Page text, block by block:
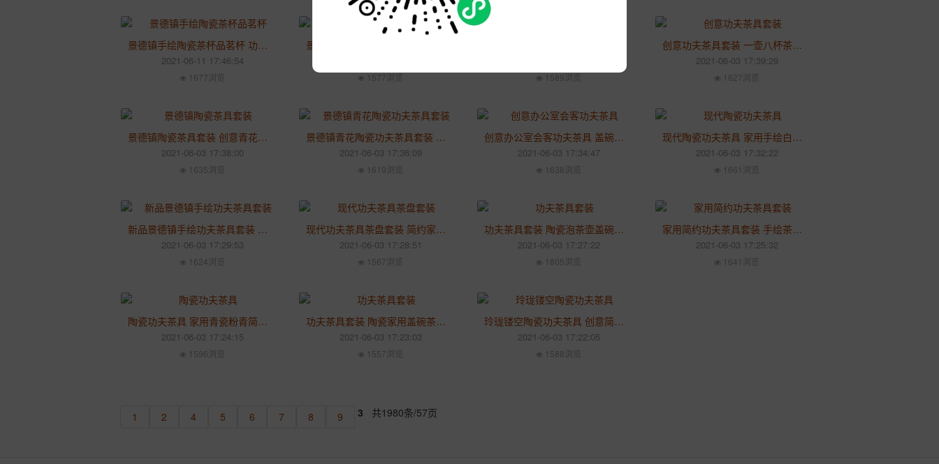
景德镇手绘陶瓷茶杯品茗杯 功夫茶具个人杯 青花瓷小斗笠单杯
2021-06-11 17:46:54
1677浏览 1577浏览 1589浏览
创意功夫茶具套装 一壶八杯茶具 简约便携式整套礼品陶瓷定制
2021-06-03 17:39:29
1627浏览
景德镇陶瓷茶具套装 创意青花提梁壶整套 泡茶家用礼品茶具
2021-06-03 17:38:00
1635浏览
景德镇青花陶瓷功夫茶具套装 粉彩盖碗茶壶 家用办公室茶具礼品
2021-06-03 17:36:09
1619浏览
创意办公室会客功夫茶具 盖碗茶具套装 家用陶瓷中式复古茶具
2021-06-03 17:34:47
1638浏览
现代陶瓷功夫茶具 家用手绘白瓷三才盖碗 创意整套茶杯泡茶壶
2021-06-03 17:32:22
1661浏览
新品景德镇手绘功夫茶具套装 家用陶瓷茶杯茶壶 创意青花瓷茶具
2021-06-03 17:29:53
1624浏览
现代功夫茶具茶盘套装 简约家用陶瓷茶杯 创意泡茶器整套
2021-06-03 17:28:51
1567浏览
功夫茶具套装 陶瓷泡茶壶盖碗茶杯 创意日式简约家用泡茶器
2021-06-03 17:27:22
1805浏览
家用简约功夫茶具套装 手绘茶壶家用盖碗 水墨白瓷青花瓷整套
2021-06-03 17:25:32
1641浏览
陶瓷功夫茶具 家用青瓷粉青简约茶壶 创意公道杯茶壶办公整套装
2021-06-03 17:24:15
1596浏览
功夫茶具套装 陶瓷家用盖碗茶壶 创意办公简约茶道茶艺
2021-06-03 17:23:03
1557浏览
玲珑镂空陶瓷功夫茶具 创意简约青花客厅小套 家用泡茶杯茶壶
2021-06-03 17:22:05
1588浏览
1 2 3
4 5 6 7 8 9 共1980条/57页